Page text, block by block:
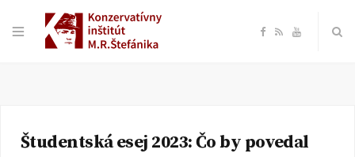
F
e
R Y
T
Študentská esej 2023: Čo by povedal